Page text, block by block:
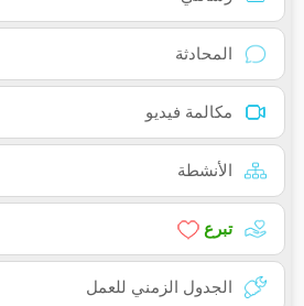
المحادثة
مكالمة فيديو
الأنشطة
تبرع
الجدول الزمني للعمل